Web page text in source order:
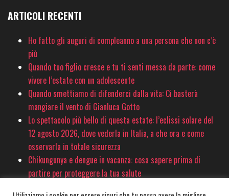
ARTICOLI RECENTI
Ho fatto gli auguri di compleanno a una persona che non c’è
più
Quando tuo figlio cresce e tu ti senti messa da parte: come
vivere l’estate con un adolescente
Quando smettiamo di difenderci dalla vita: Ci basterà
mangiare il vento di Gianluca Gotto
Lo spettacolo più bello di questa estate: l’eclissi solare del
12 agosto 2026, dove vederla in Italia, a che ora e come
osservarla in totale sicurezza
Chikungunya e dengue in vacanza: cosa sapere prima di
partire per proteggere la tua salute